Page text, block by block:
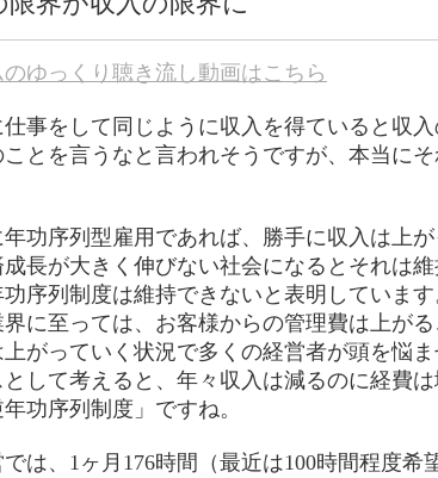
ゆっくり聴き流し動画はこちら
仕事をして同じように収入を得ていると収入
とを言うなと言われそうですが、本当に
功序列型雇用であれば、勝手に収入は上
長が大きく伸びない社会になるとそれは
序列制度は維持できないと表明しています
界に至っては、お客様からの管理費は上が
がっていく状況で多くの経営者が頭を悩ま
して考えると、年々収入は減るのに経費
功序列制度」ですね。
は、1ヶ月176時間（最近は100時間程度希